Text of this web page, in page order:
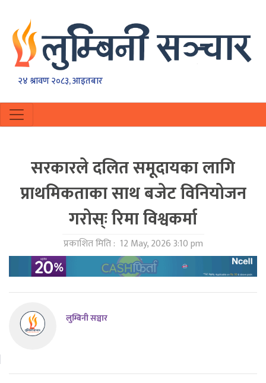
२४ श्रावण २०८३, आइतबार
सरकारले दलित समूदायका लागि
प्राथमिकताका साथ बजेट विनियोजन
गरोस्ः रिमा विश्वकर्मा
प्रकाशित मिति : 12 May, 2026 3:10 pm
लुम्बिनी सञ्चार